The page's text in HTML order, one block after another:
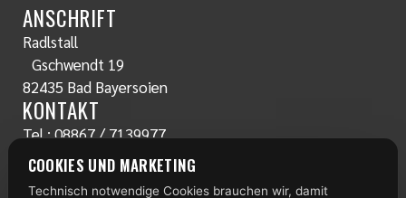
ANSCHRIFT
Radlstall
Gschwendt 19
82435 Bad Bayersoien
KONTAKT
Tel.:08867 / 7139977
www.radlstall.com
COOKIES UND MARKETING
Technisch notwendige Cookies brauchen wir, damit